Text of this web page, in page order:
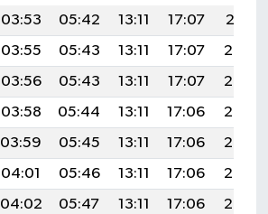
03:53 05:42 13:11 17:07
20:31
03:55 05:43 13:11 17:07
20:30
03:56 05:43 13:11 17:07
20:29
03:58 05:44 13:11 17:06
20:28
03:59 05:45 13:11 17:06
20:27
04:01 05:46 13:11 17:06
20:26
04:02 05:47 13:11 17:06
20:25